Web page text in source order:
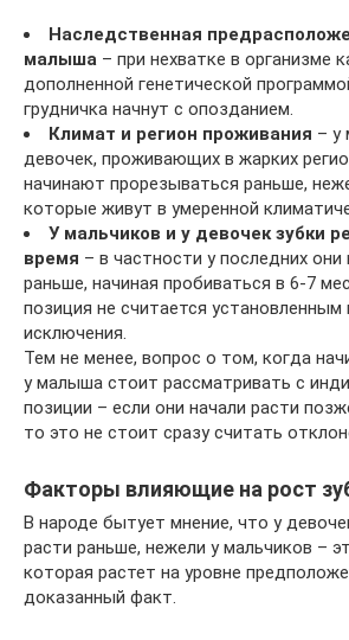
Наследственная
малыша – при нехватке в организме
дополненной генетической
грудничка начнут с опозданием.
Климат и регион проживания – у
девочек, проживающих в жарких
начинают прорезываться раньше,
которые живут в умеренной
У мальчиков и у девочек зубки
время – в частности у последних
раньше, начиная пробиваться в 6-7
позиция не считается установленным
исключения.
Тем не менее, вопрос о том, когда
у малыша стоит рассматривать с
позиции – если они начали расти
то это не стоит сразу считать
Факторы влияющие на рост
В народе бытует мнение, что у
расти раньше, нежели у мальчиков –
которая растет на уровне
доказанный факт.